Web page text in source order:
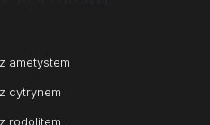
ametystem
cytrynem
rodolitem